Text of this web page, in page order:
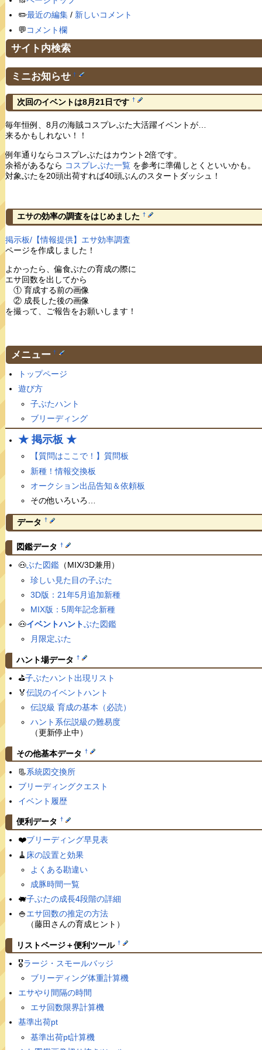
✏️最近の編集/ 新しいコメント
💬コメント欄
サイト内検索
ミニお知らせ †
次回のイベントは8月21日です †
毎年恒例、8月の海賊コスプレぶた大活躍イベントが…
来るかもしれない！！
例年通りならコスプレぶたはカウント2倍です。
余裕があるなら コスプレぶた一覧を参考に準備しとくといいかも。
対象ぶたを20頭出荷すれば40頭ぶんのスタートダッシュ！
エサの効率の調査をはじめました †
掲示板/【情報提供】エサ効率調査
ページを作成しました！
よかったら、偏食ぶたの育成の際に
エサ回数を出してから
① 育成する前の画像
② 成長した後の画像
を撮って、ご報告をお願いします！
メニュー †
トップページ
遊び方
子ぶたハント
ブリーディング
★ 掲示板 ★
【質問はここで！】質問板
新種！情報交換板
オークション出品告知＆依頼板
その他いろいろ…
データ †
図鑑データ †
🐽ぶた図鑑（MIX/3D兼用）
珍しい見た目の子ぶた
3D版：21年5月追加新種
MIX版：5周年記念新種
🐽イベントハントぶた図鑑
月限定ぶた
ハント場データ †
⛳️子ぶたハント出現リスト
🏅伝説のイベントハント
伝説級 育成の基本（必読）
ハント系伝説級の難易度
（更新停止中）
その他基本データ †
📃系統図交換所
ブリーディングクエスト
イベント履歴
便利データ †
❤️ブリーディング早見表
🧹 床の設置と効果
よくある勘違い
成豚時間一覧
🐖子ぶたの成長4段階の詳細
🍚エサ回数の推定の方法
（藤田さんの育成ヒント）
リストページ＋便利ツール †
🎖ラージ・スモールバッジ
ブリーディング体重計算機
エサやり間隔の時間
エサ回数限界計算機
基準出荷pt
基準出荷pt計算機